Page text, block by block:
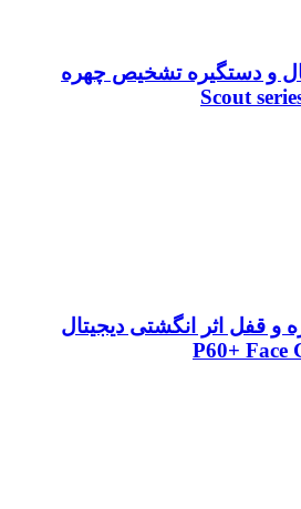
و دستگیره تشخیص چهره
قفل اثر انگشتی دیجیتال